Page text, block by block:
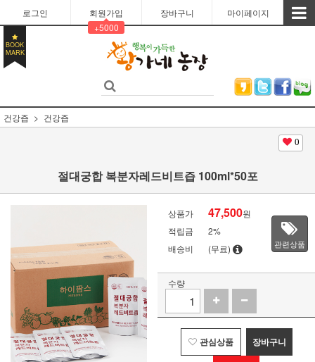
로그인
회원가입
+5000
장바구니 마이페이지
BOOK
MARK
건강즙 건강즙
0
절대궁합 복분자레드비트즙 100ml*50포
상품가 47,500원
적립금
2%
배송비
(무료) 관련상품
수량
관심상품 장바구니